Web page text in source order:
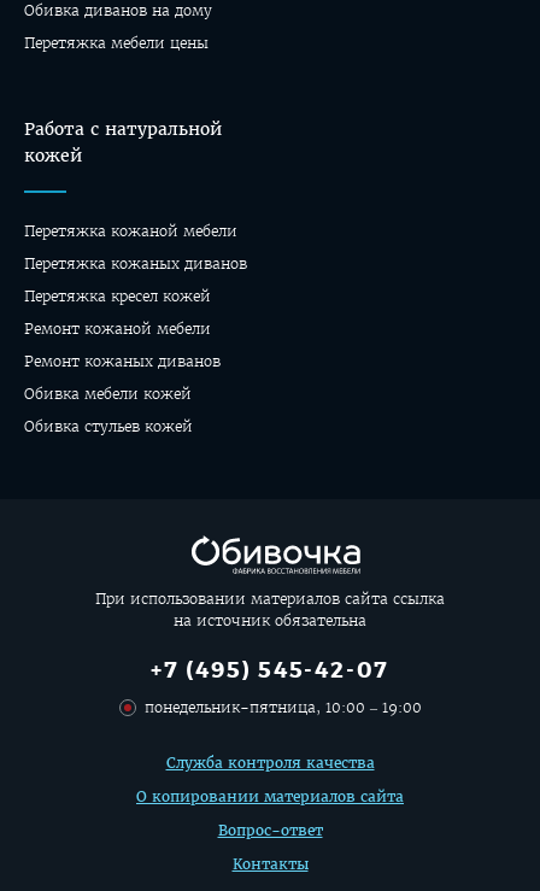
Oбивка диванов на дому
Перетяжка мебели цены
Работа с натуральной
кожей
Перетяжка кожаной мебели
Перетяжка кожаных диванов
Перетяжка кресел кожей
Ремонт кожаной мебели
Ремонт кожаных диванов
Обивка мебели кожей
Обивка стульев кожей
Дополнительная
информация
Служба контроля качества
О копировании материалов сайта
Вопрос-ответ
Контакты
При использовании материалов сайта ссылка
на источник обязательна
+7 (495) 545-42-07
понедельник-пятница, 10:00 – 19:00